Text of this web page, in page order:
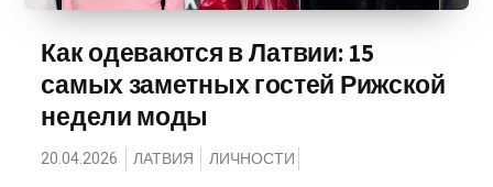
Как одеваются в Латвии: 15
самых заметных гостей Рижской
недели моды
20.04.2026 ЛАТВИЯ ЛИЧНОСТИ